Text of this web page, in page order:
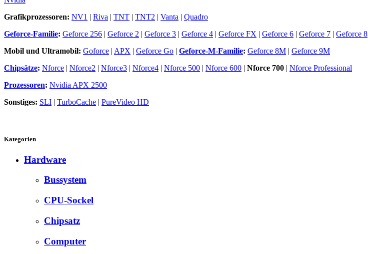
Grafikprozessoren: NV1 | Riva | TNT | TNT2 | Vanta | Quadro
Geforce-Familie: Geforce 256 | Geforce 2 | Geforce 3 | Geforce 4 | Geforce FX | Geforce 6 | Geforce 7 | Geforce 8
Mobil und Ultramobil: Goforce | APX | Geforce Go | Geforce-M-Familie: Geforce 8M | Geforce 9M
Chipsätze: Nforce | Nforce2 | Nforce3 | Nforce4 | Nforce 500 | Nforce 600 | Nforce 700 | Nforce Professional
Prozessoren: Nvidia APX 2500
Sonstiges: SLI | TurboCache | PureVideo HD
Kategorien
Hardware
Bussystem
CPU-Sockel
Chipsatz
Computer